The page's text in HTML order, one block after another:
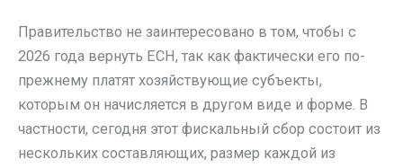
Правительство не заинтересовано в том, чтобы с
2026 года вернуть ЕСН, так как фактически его по-
прежнему платят хозяйствующие субъекты,
которым он начисляется в другом виде и форме. В
частности, сегодня этот фискальный сбор состоит из
нескольких составляющих, размер каждой из